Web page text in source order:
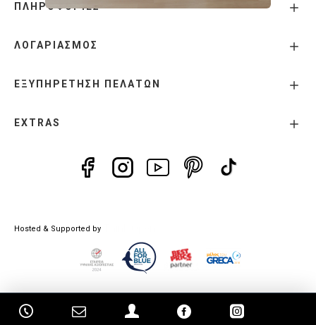
ΠΛΗΡΟΦΟΡΙΕΣ
ΛΟΓΑΡΙΑΣΜΟΣ
ΕΞΥΠΗΡΕΤΗΣΗ ΠΕΛΑΤΩΝ
EXTRAS
Hosted & Supported by